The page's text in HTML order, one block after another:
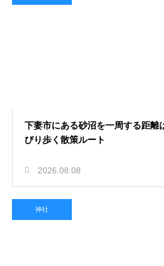
下妻市にある砂沼を一周する距離
びり歩く散策ルート
2026.08.08
神社